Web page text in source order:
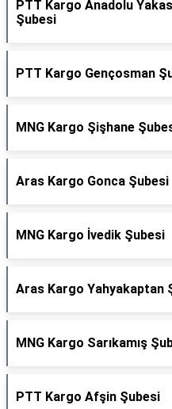
PTT Kargo Anadolu
Şubesi
PTT Kargo Gençosman
MNG Kargo Şişhane
Aras Kargo Gonca Şubesi
MNG Kargo İvedik Şubesi
Aras Kargo Yahyakaptan
MNG Kargo Sarıkamış
PTT Kargo Afşin Şubesi